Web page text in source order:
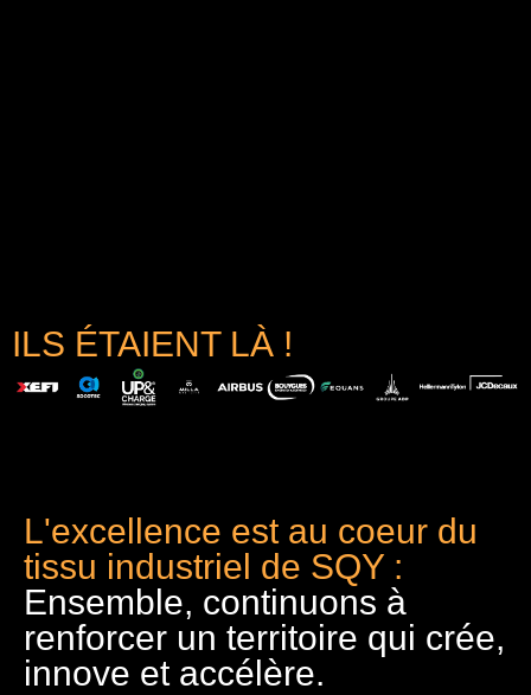
ILS ÉTAIENT LÀ !
L'excellence est au coeur du
tissu industriel de SQY :
Ensemble, continuons à
renforcer un territoire qui crée,
innove et accélère.